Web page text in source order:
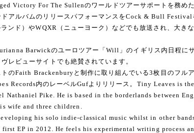
Victory For The Sullenのワールドツアーサポートを務め
アルバムのリリースパフォーマンスをCock & Bull Festival
ンド）やWQXR（ニューヨーク）などでも放送され、大き
Barwickのユーロツアー「Will」のイギリス内日程に
レビューサイトでも絶賛されています​。
のFaith Brackenburyと制作に取り組んでいる3枚目のフル
Records内のレーベルGufよりリリース。​Tiny Leaves is
Nathaniel Pike. He is based in the borderlands between
wife and three children.
his solo indie-classical music whilst in other
first EP in 2012. He feels his experimental writing process